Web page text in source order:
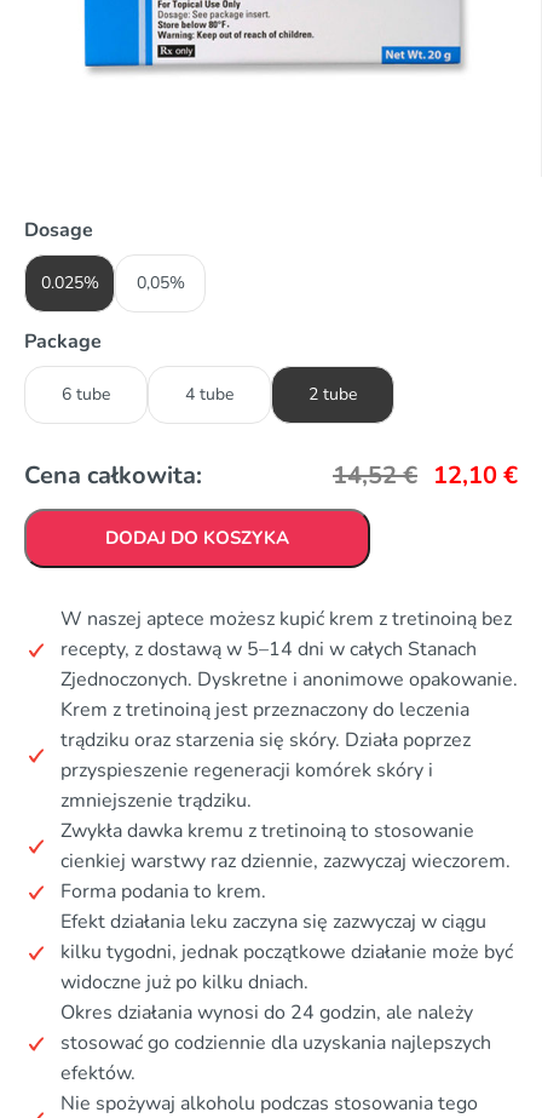
Dosage
0.025% 0,05%
Package
6 tube 4 tube 2 tube
Cena całkowita: 14,52€ 12,10€
DODAJ DO KOSZYKA
W naszej aptece możesz kupić krem z tretinoiną bez
recepty, z dostawą w 5–14 dni w całych Stanach
Zjednoczonych. Dyskretne i anonimowe opakowanie.
Krem z tretinoiną jest przeznaczony do leczenia
trądziku oraz starzenia się skóry. Działa poprzez
przyspieszenie regeneracji komórek skóry i
zmniejszenie trądziku.
Zwykła dawka kremu z tretinoiną to stosowanie
cienkiej warstwy raz dziennie, zazwyczaj wieczorem.
Forma podania to krem.
Efekt działania leku zaczyna się zazwyczaj w ciągu
kilku tygodni, jednak początkowe działanie może być
widoczne już po kilku dniach.
Okres działania wynosi do 24 godzin, ale należy
stosować go codziennie dla uzyskania najlepszych
efektów.
Nie spożywaj alkoholu podczas stosowania tego